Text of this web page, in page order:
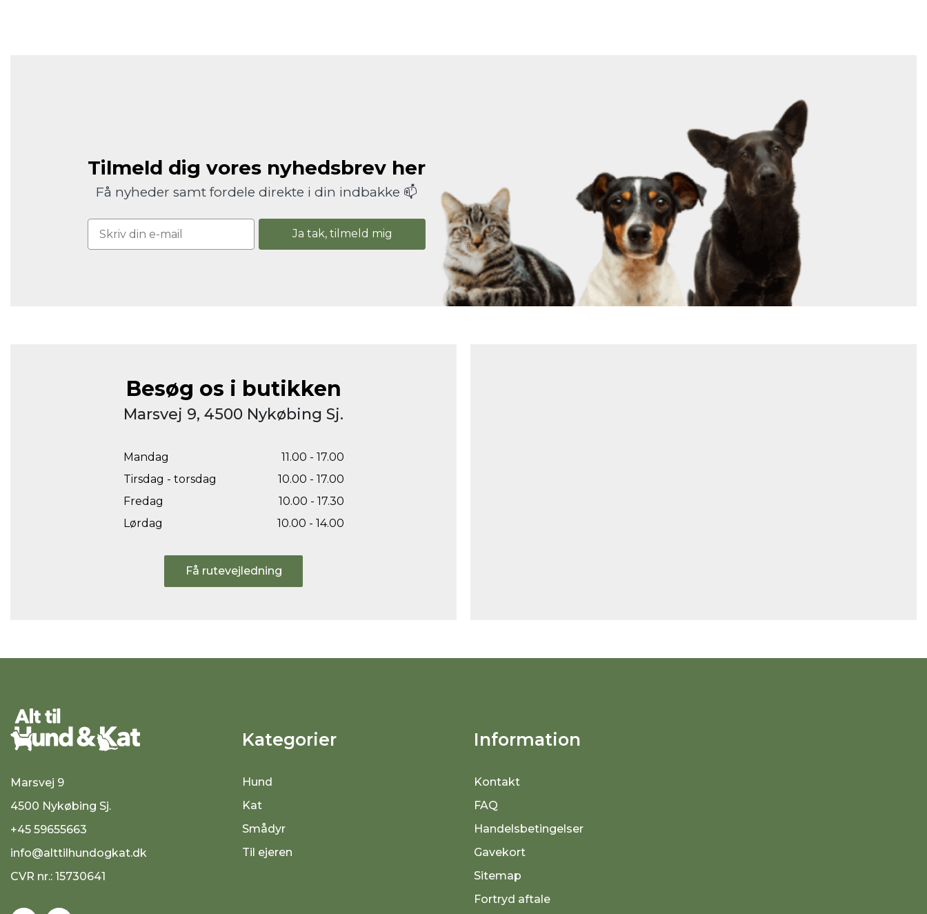
Tilmeld dig vores nyhedsbrev her
Få nyheder samt fordele direkte i din indbakke 📫
Ja tak, tilmeld mig
Besøg os i butikken
Marsvej 9, 4500 Nykøbing Sj.
Mandag
11.00 - 17.00
Tirsdag - torsdag
10.00 - 17.00
Fredag
10.00 - 17.30
Lørdag
10.00 - 14.00
Få rutevejledning
Marsvej 9
4500 Nykøbing Sj.
+45 59655663
info@alttilhundogkat.dk
CVR nr.: 15730641
Kategorier
Hund
Kat
Smådyr
Til ejeren
Information
Kontakt
FAQ
Handelsbetingelser
Gavekort
Sitemap
Fortryd aftale